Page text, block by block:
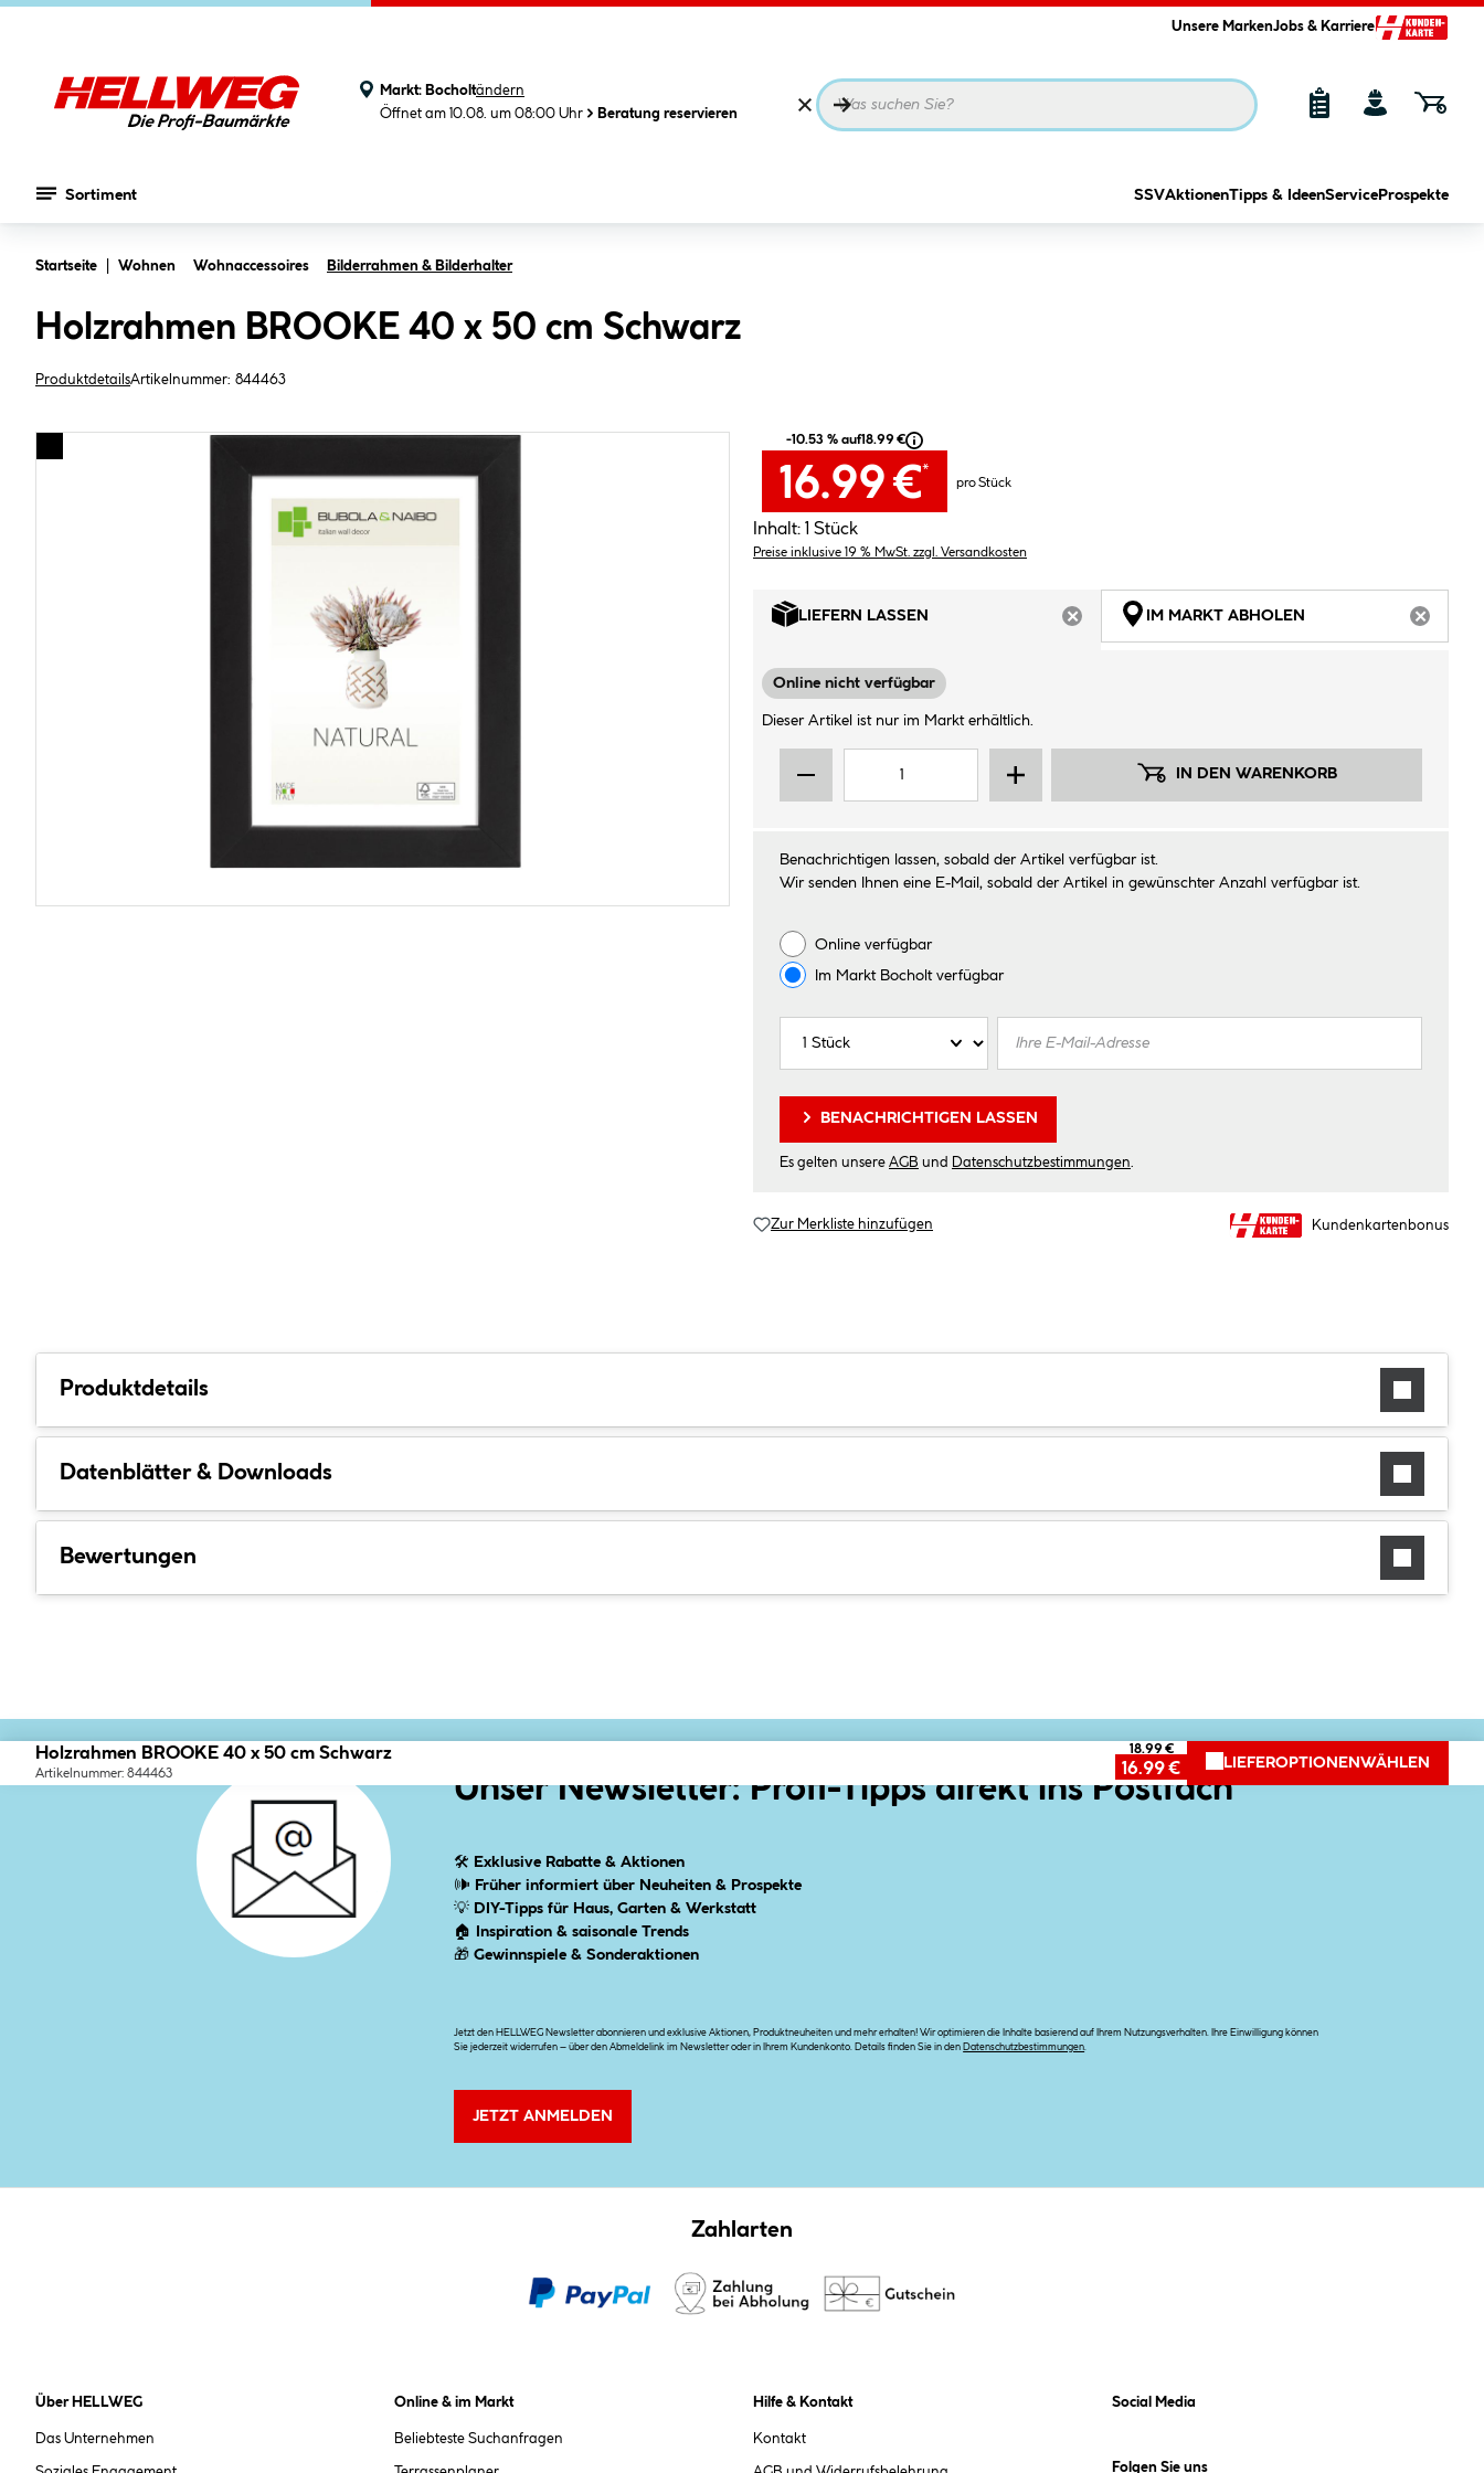
Unsere MarkenJobs & Karriere
Markt: Bocholtändern
Öffnet am 10.08. um 08:00 Uhr
Beratung reservieren
Sortiment SSVAktionenTipps & IdeenService Prospekte
Startseite Wohnen Wohnaccessoires Bilderrahmen & Bilderhalter
Holzrahmen BROOKE 40 x 50 cm Schwarz
ProduktdetailsArtikelnummer: 844463
-10.53 % auf18.99 €
16.99 €*
pro Stück
Inhalt: 1 Stück
Preise inklusive 19 % MwSt. zzgl. Versandkosten
LIEFERN LASSEN
ARTIKEL NICHT VERFÜGBAR
IM MARKT ABHOLEN
Online nicht verfügbar
Dieser Artikel ist nur im Markt erhältlich.
IN DEN WARENKORB
Benachrichtigen lassen, sobald der Artikel verfügbar ist.
Wir senden Ihnen eine E-Mail, sobald der Artikel in gewünschter Anzahl verfügbar ist.
Online verfügbar
Im Markt Bocholtverfügbar
BENACHRICHTIGEN LASSEN
Es gelten unsere AGB und Datenschutzbestimmungen
Zur Merkliste hinzufügen Kundenkartenbonus
Produktdetails
Datenblätter & Downloads
Bewertungen
Holzrahmen BROOKE 40 x 50 cm Schwarz
Artikelnummer: 844463
18.99 €
16.99 € LIEFEROPTIONEN WÄHLEN
Unser Newsletter: Profi-Tipps direkt ins Postfach
🛠 Exklusive Rabatte & Aktionen
🕪 Früher informiert über Neuheiten & Prospekte
💡 DIY-Tipps für Haus, Garten & Werkstatt
🏠
Inspiration & saisonale Trends
🎁Gewinnspiele & Sonderaktionen
Jetzt den HELLWEG Newsletter abonnieren und exklusive Aktionen, Produktneuheiten und mehr erhalten! Wir optimieren die Inhalte basierend auf Ihrem Nutzungsverhalten. Ihre Einwilligung können
Sie jederzeit widerrufen – über den Abmeldelink im Newsletter oder in Ihrem Kundenkonto. Details finden Sie in den Datenschutzbestimmungen
JETZT ANMELDEN
Zahlarten
Über HELLWEG
Das Unternehmen
Online & im Markt
Beliebteste Suchanfragen
Hilfe & Kontakt
Kontakt
Social Media
Folgen Sie uns